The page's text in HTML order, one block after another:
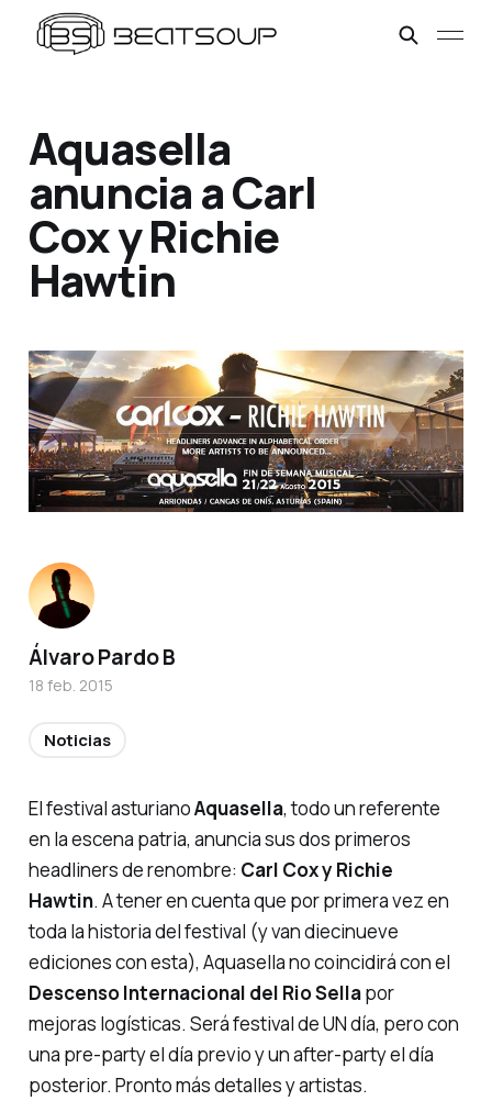
Aquasella
anuncia a Carl
Cox y Richie
Hawtin
El festival asturianoAquasella, todo un referente
en la escena patria, anuncia sus dos primeros
headlinersde renombre: Carl Cox y Richie
Hawtin. A tener en cuenta que por primera vez en
toda la historia del festival (y van diecinueve
ediciones con esta), Aquasella no coincidirá con el
Descenso Internacional del Rio Sellapor
mejoras logísticas. Será festival de UN día, pero con
una pre-partyel día previo y unafter-partyel día
posterior. Pronto más detalles y artistas.
Álvaro Pardo B
18 feb. 2015
Noticias